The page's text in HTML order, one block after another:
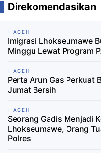
Direkomendasikan
ACEH
Imigrasi Lhokseumawe
Minggu Lewat Program
ACEH
Perta Arun Gas Perkuat
Jumat Bersih
ACEH
Seorang Gadis Menjadi
Lhokseumawe, Orang
Polres